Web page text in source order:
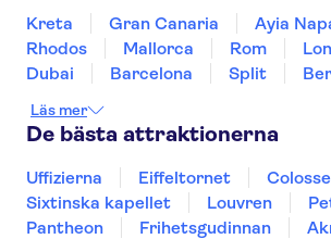
Kreta Gran Canaria
Ayia
Rhodos
Mallorca Rom
Dubai
Barcelona Split
Gdansk
Oslo Helsingfors
Helsingborg
Läs mer
De bästa attraktionerna
Uffizierna Eiffeltornet
Sixtinska kapellet
Louvren
Pantheon
Frihetsgudinnan